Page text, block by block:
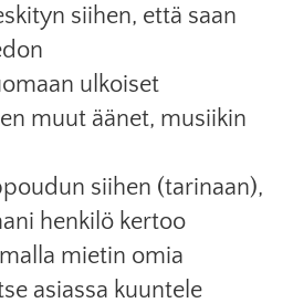
siihen, että saan
ulkoiset
muut äänet, musiikin
siihen (tarinaan),
henkilö kertoo
mietin omia
asiassa kuuntele